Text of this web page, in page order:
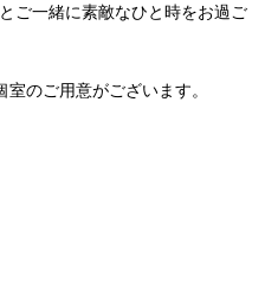
ご一緒に素敵なひと時をお過ご
のご用意がございます。